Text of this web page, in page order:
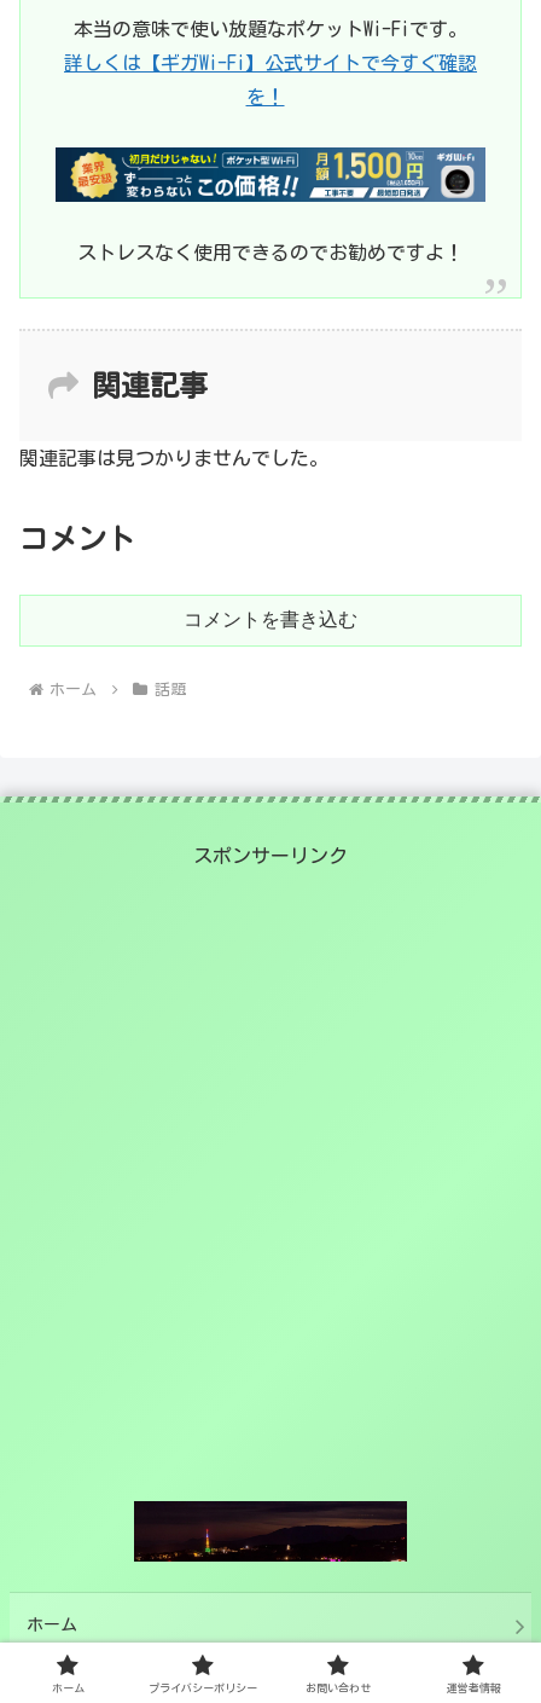
本当の意味で使い放題なポケットWi-Fiです。
詳しくは【ギガWi-Fi】公式サイトで今すぐ確認
を！
ストレスなく使用できるのでお勧めですよ！
関連記事
関連記事は見つかりませんでした。
コメント
コメントを書き込む
ホーム 話題
スポンサーリンク
ホーム
プライバシーポリシー
ホーム プライバシーポリシー お問い合わせ 運営者情報